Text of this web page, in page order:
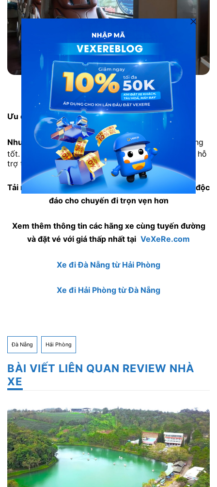
Nội thất xe Vạn Lục Tùng
Ưu điểm : Dịch vụ tốt, nhân viên hỗ trợ tốt.
Nhược điểm: Trang thiết bị trên xe còn chưa sử dụng
tốt. Bạn nên liên hệ tổng đài 1900 888684 để được hỗ
trợ thêm thông tin .
Tải ngay App VeXeReđể tận hưởng nhiều tiện ích độc
đáo cho chuyến đi trọn vẹn hơn
Xem thêm thông tin các hãng xe cùng tuyến đường
và đặt vé với giá thấp nhất tại VeXeRe.com
Xe đi Đà Nẵng từ Hải Phòng
Xe đi Hải Phòng từ Đà Nẵng
Đà Nẵng Hải Phòng
BÀI VIẾT LIÊN QUAN REVIEW NHÀ
XE